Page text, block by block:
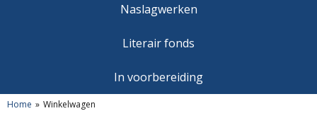
Naslagwerken
Literair fonds
In voorbereiding
Home Winkelwagen